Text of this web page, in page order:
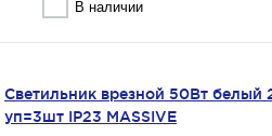
В наличии
Светильник врезной 50Вт белый
уп=3шт IP23 MASSIVE